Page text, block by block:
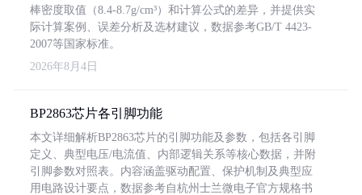
棒密度取值（8.4-8.7g/cm³）和计算公式的差异，并提供实
际计算案例、误差分析及选材建议，数据参考GB/T 4423-
2007等国家标准。
2026年8月4日
BP2863芯片各引脚功能
本文详细解析BP2863芯片的引脚功能及参数，包括各引脚
定义、典型电压/电流值、内部逻辑关系等核心数据，并附
引脚参数对照表。内容涵盖驱动配置、保护机制及典型应
用电路设计要点，数据参考自杭州士兰微电子官方规格书